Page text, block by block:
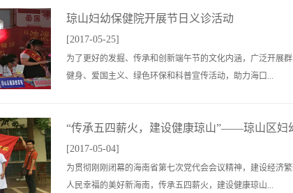
琼山妇幼保健院开展节日义诊活动
[2017-05-25]
为了更好的发掘、传承和创新端午节的文化内涵，广泛开展
健身、爱国主义、绿色环保和科普宣传活动，助力海口...
“传承五四薪火，建设健康琼山”——琼山区妇
[2017-05-04]
为贯彻刚刚闭幕的海南省第七次党代会会议精神，建设经济
人民幸福的美好新海南，传承五四薪火，建设健康琼山...